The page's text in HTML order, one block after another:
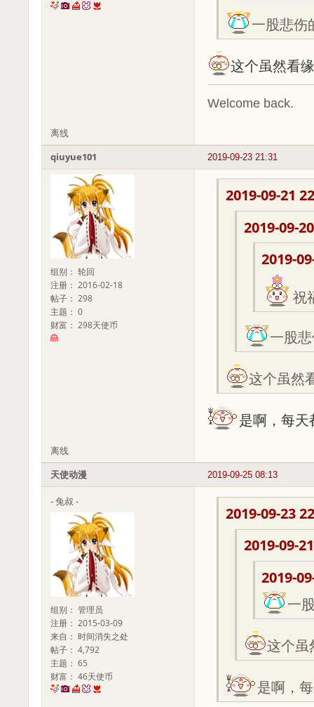
一股悲伤
这个虽然看
Welcome back.
离线
2019-09-23 21:31
qiuyue101
组别： 轮回
注册： 2016-02-18
帖子： 298
主题： 0
财富： 298天使币
2019-09-21
2019-09-
2019-
祝
一股
这个虽然
是啊，每
离线
2019-09-25 08:13
天使动漫
- 兔叔 -
组别： 管理员
注册： 2015-03-09
来自： 时间消失之处
帖子： 4,792
主题： 65
财富： 46天使币
2019-09-23
2019-09-
2019-
一
这个
是啊，